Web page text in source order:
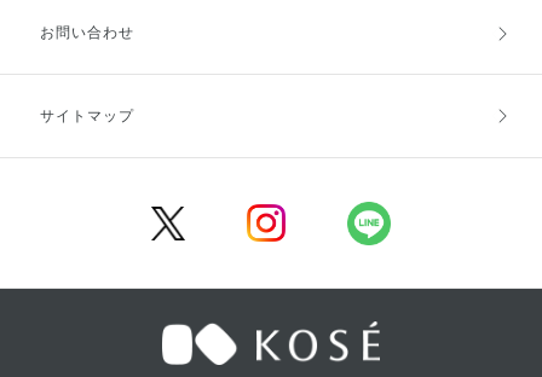
お支払方法
キャンセル・返品・交換
お問い合わせ
サイトマップ